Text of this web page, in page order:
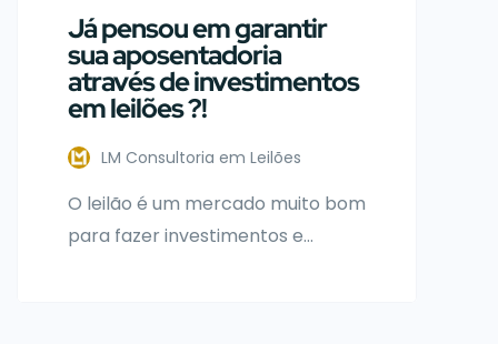
que trará grande econômica
para contribuintes.
Já pensou em garantir
sua aposentadoria
através de investimentos
em leilões ?!
LM Consultoria em Leilões
O leilão é um mercado muito bom
para fazer investimentos e